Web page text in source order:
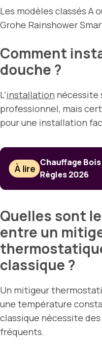
Les modèles classés A
Grohe Rainshower
Comment
douche ?
L’installation nécessite
professionnel, mais
pour une installation
À lire
Chauffage
Règles 2026
Quelles sont
entre un
classique ?
Un mitigeur
une température
classique nécessite
fréquents.